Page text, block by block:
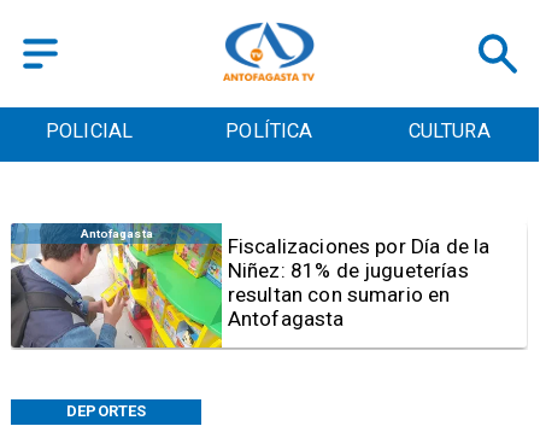
POLICIAL POLÍTICA CULTURA
DEPORTES
Antofagasta
Tribunal frena opción de pena
mixta para Karen Rojo por ahora